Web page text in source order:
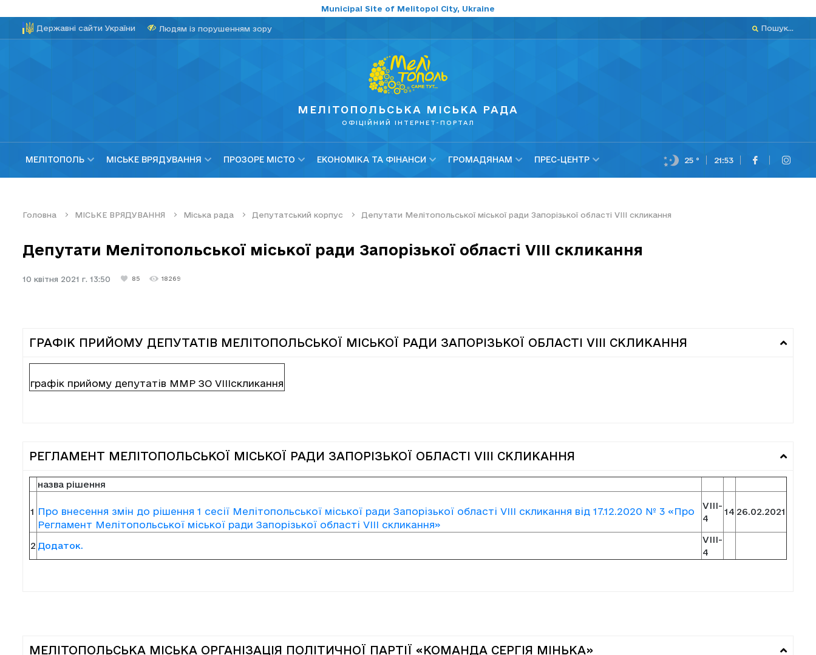
Municipal Site of Melitopol City, Ukraine
Державні сайти України Людям із порушенням зору Пошук...
МЕЛІТОПОЛЬСЬКА МІСЬКА РАДА
ОФІЦІЙНИЙ ІНТЕРНЕТ-ПОРТАЛ
МЕЛІТОПОЛЬ МІСЬКЕ ВРЯДУВАННЯ ПРОЗОРЕ МІСТО ЕКОНОМІКА ТА ФІНАНСИ ГРОМАДЯНАМ ПРЕС-ЦЕНТР 25 ° 21:53
Головна МІСЬКЕ ВРЯДУВАННЯ Міська рада Депутатський корпус Депутати Мелітопольської міської ради Запорізької області VIII скликання
Депутати Мелітопольської міської ради Запорізької області VIII скликання
10 квітня 2021 г. 13:50 85 18269
ГРАФІК ПРИЙОМУ ДЕПУТАТІВ МЕЛІТОПОЛЬСЬКОЇ МІСЬКОЇ РАДИ ЗАПОРІЗЬКОЇ ОБЛАСТІ VIII СКЛИКАННЯ
графік прийому депутатів ММР ЗО VIIIскликання
РЕГЛАМЕНТ МЕЛІТОПОЛЬСЬКОЇ МІСЬКОЇ РАДИ ЗАПОРІЗЬКОЇ ОБЛАСТІ VIII СКЛИКАННЯ
назва рішення
1 Про внесення змін до рішення 1 сесії Мелітопольської міської ради Запорізької області VIІІ скликання від 17.12.2020 № 3 «Про
Регламент Мелітопольської міської ради Запорізької області VIІІ скликання»
VIII-
4
14 26.02.2021
2 Додаток.
VIII-
4
МЕЛІТОПОЛЬСЬКА МІСЬКА ОРГАНІЗАЦІЯ ПОЛІТИЧНОЇ ПАРТІЇ «КОМАНДА СЕРГІЯ МІНЬКА»